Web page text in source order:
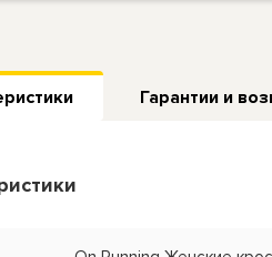
Гарантии и